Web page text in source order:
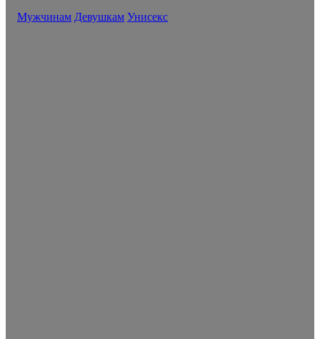
Мужчинам Девушкам Унисекс